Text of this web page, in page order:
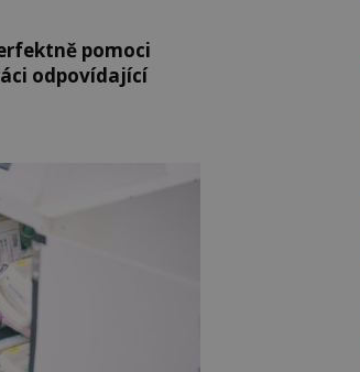
pomoci
odpovídající